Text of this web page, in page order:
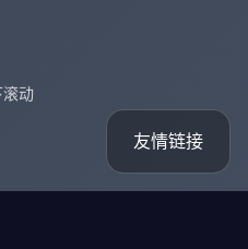
滚动
友情链接